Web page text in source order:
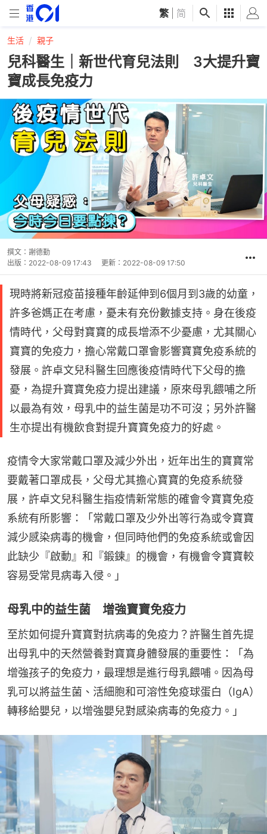
繁 简
生活 親子
兒科醫生｜新世代育兒法則 3大提升寶
寶成長免疫力
撰文： 謝德勤
出版： 2022-08-09 17:43 更新： 2022-08-09 17:50
現時將新冠疫苗接種年齡延伸到6個月到3歲的幼童，
許多爸媽正在考慮，憂未有充份數據支持。身在後疫
情時代，父母對寶寶的成長增添不少憂慮，尤其關心
寶寶的免疫力，擔心常戴口罩會影響寶寶免疫系統的
發展。許卓文兒科醫生回應後疫情時代下父母的擔
憂，為提升寶寶免疫力提出建議，原來母乳餵哺之所
以最為有效，母乳中的益生菌是功不可沒；另外許醫
生亦提出有機飲食對提升寶寶免疫力的好處。
疫情令大家常戴口罩及減少外出，近年出生的寶寶常
要戴著口罩成長，父母尤其擔心寶寶的免疫系統發
展，許卓文兒科醫生指疫情新常態的確會令寶寶免疫
系統有所影響：「常戴口罩及少外出等行為或令寶寶
減少感染病毒的機會，但同時他們的免疫系統或會因
此缺少『啟動』和『鍛鍊』的機會，有機會令寶寶較
容易受常見病毒入侵。」
母乳中的益生菌 增強寶寶免疫力
至於如何提升寶寶對抗病毒的免疫力？許醫生首先提
出母乳中的天然營養對寶寶身體發展的重要性：「為
增強孩子的免疫力，最理想是進行母乳餵哺。因為母
乳可以將益生菌、活細胞和可溶性免疫球蛋白（IgA）
轉移給嬰兒，以增強嬰兒對感染病毒的免疫力。」